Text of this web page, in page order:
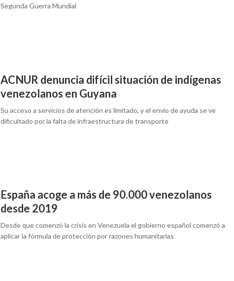
Segunda Guerra Mundial
ACNUR denuncia difícil situación de indígenas
venezolanos en Guyana
Su acceso a servicios de atención es limitado, y el envío de ayuda se ve
dificultado por la falta de infraestructura de transporte
España acoge a más de 90.000 venezolanos
desde 2019
Desde que comenzó la crisis en Venezuela el gobierno español comenzó a
aplicar la fórmula de protección por razones humanitarias